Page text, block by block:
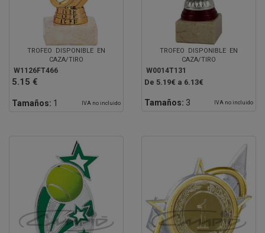
TROFEO DISPONIBLE EN
CAZA/TIRO
W1126FT466
5.15 €
Tamaños: 1 IVA no incluido
TROFEO DISPONIBLE EN
CAZA/TIRO
W0014T131
De 5.19€ a 6.13€
Tamaños: 3 IVA no incluido